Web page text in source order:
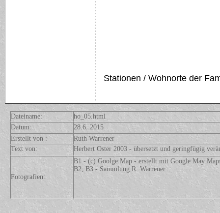
Stationen / Wohnorte der
Dateiname:
ho_05.html
Datum:
28.6..2015
Erstellt von :
Ruth Warrener
Text von:
Herbert Oster 2003 - übersetzt und geringfügig
Fotografien:
B1 - (c) Goolge Map - erstellt mit Google May
B2, B3 - Sammlung R. Warrener